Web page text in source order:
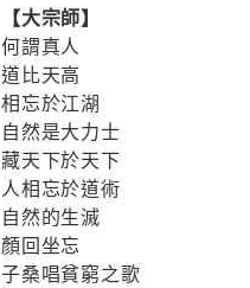
【大宗師】
何謂真人
道比天高
相忘於江湖
自然是大力士
藏天下於天下
人相忘於道術
自然的生滅
顏回坐忘
子桑唱貧窮之歌